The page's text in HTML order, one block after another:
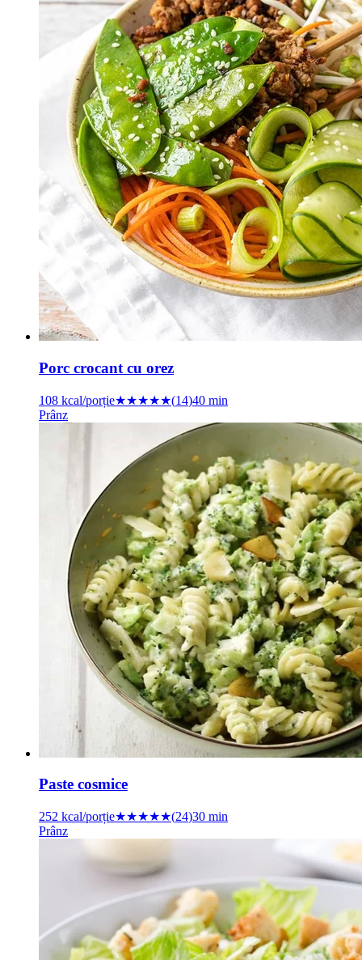
Porc crocant cu orez
108 kcal/porție★★★★★(14)40 min
Prânz
Paste cosmice
252 kcal/porție★★★★★(24)30 min
Prânz